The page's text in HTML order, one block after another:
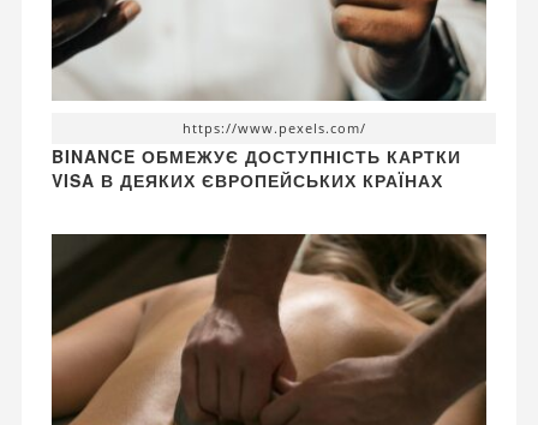
https://www.pexels.com/
BINANCE ОБМЕЖУЄ ДОСТУПНІСТЬ КАРТКИ
VISA В ДЕЯКИХ ЄВРОПЕЙСЬКИХ КРАЇНАХ